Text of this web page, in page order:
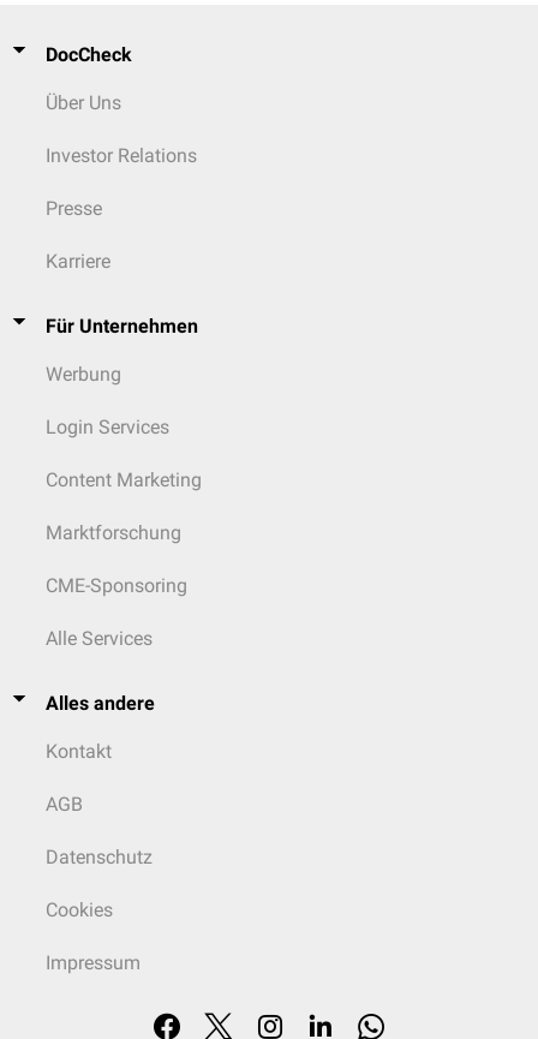
DocCheck
Über Uns
Investor Relations
Presse
Karriere
Für Unternehmen
Werbung
Login Services
Content Marketing
Marktforschung
CME-Sponsoring
Alle Services
Alles andere
Kontakt
AGB
Datenschutz
Cookies
Impressum